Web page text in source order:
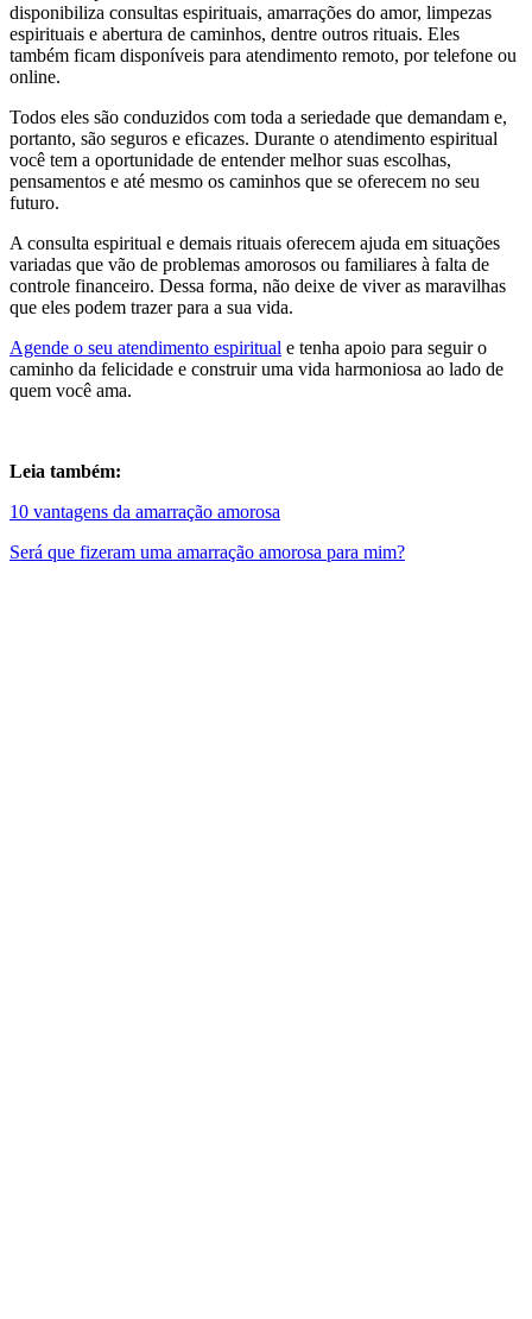
disponibiliza consultas espirituais, amarrações do amor, limpezas
espirituais e abertura de caminhos, dentre outros rituais. Eles
também ficam disponíveis para atendimento remoto, por telefone ou
online.
Todos eles são conduzidos com toda a seriedade que demandam e,
portanto, são seguros e eficazes. Durante o atendimento espiritual
você tem a oportunidade de entender melhor suas escolhas,
pensamentos e até mesmo os caminhos que se oferecem no seu
futuro.
A consulta espiritual e demais rituais oferecem ajuda em situações
variadas que vão de problemas amorosos ou familiares à falta de
controle financeiro. Dessa forma, não deixe de viver as maravilhas
que eles podem trazer para a sua vida.
Agende o seu atendimento espiritual e tenha apoio para seguir o
caminho da felicidade e construir uma vida harmoniosa ao lado de
quem você ama.
Leia também:
10 vantagens da amarração amorosa
Será que fizeram uma amarração amorosa para mim?